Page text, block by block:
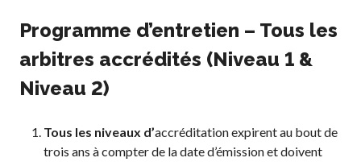
Programme d’entretien – Tous les
arbitres accrédités (Niveau 1 &
Niveau 2)
Tous les niveaux d’accréditation expirent au bout de
trois ans à compter de la date d’émission et doivent